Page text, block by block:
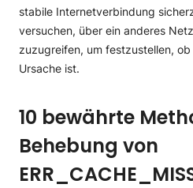
stabile Internetverbindung
versuchen, über ein anderes
zuzugreifen, um festzustellen,
Ursache ist.
10 bewährte
Behebung von